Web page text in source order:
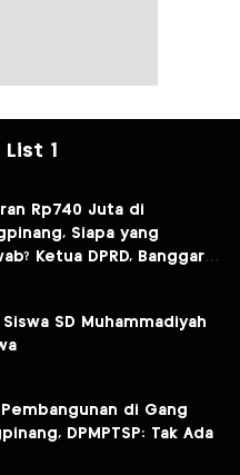
1
Rp740 Juta di
Siapa yang
Ketua DPRD, Banggar
Siswa SD Muhammadiyah
Pembangunan di Gang
DPMPTSP: Tak Ada